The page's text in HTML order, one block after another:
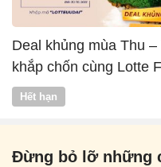
Deal khủng mùa Thu –
khắp chốn cùng Lotte
Vntrip
Hết hạn
Đừng bỏ lỡ những